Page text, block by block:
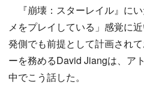
『崩壊：スターレイル』に
メをプレイしている」感覚に
発側でも前提として計画され
ーを務めるDavid Jiangは、ア
中でこう話した。